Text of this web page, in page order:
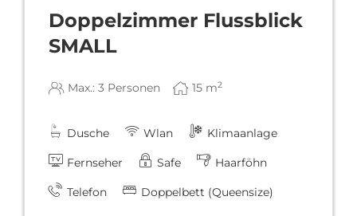
Doppelzimmer Flussblick
SMALL
Max.: 3 Personen 15 m2
Dusche Wlan Klimaanlage
Fernseher Safe Haarföhn
Telefon Doppelbett (Queensize)